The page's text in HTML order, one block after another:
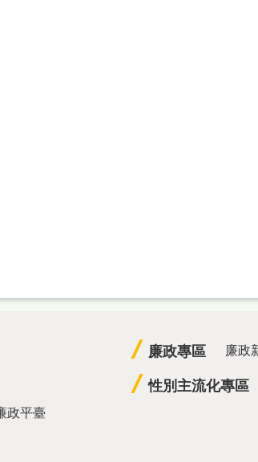
政平臺
廉政專區 廉政
性別主流化專區